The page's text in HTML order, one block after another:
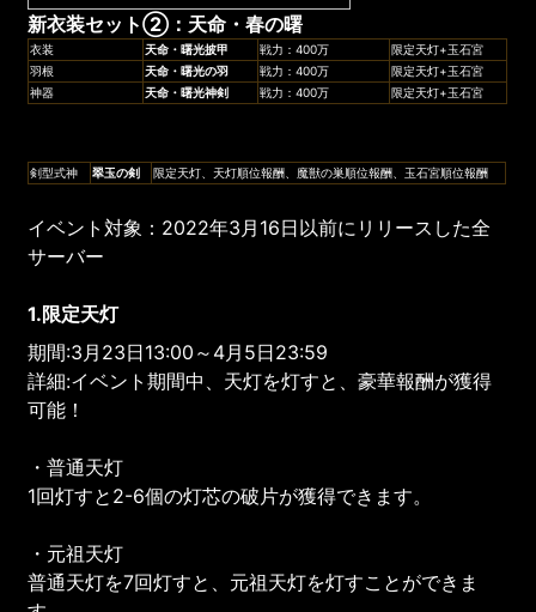
新衣装セット②： 天命・春の曙
衣装 天命・曙光披甲 戦力：400万
限定天灯+玉石宮
羽根
天命・曙光の羽 戦力：400万
限定天灯+玉石宮
神器
天命・曙光神剣 戦力：400万 限定天灯+玉石宮
剣型式神 翠玉の剣 限定天灯、天灯順位報酬、魔獣の巣順位報酬、玉石宮順位報酬
イベント対象：2022年3月16日以前にリリースした全
サーバー
1.限定天灯
期間:3月23日13:00～4月5日23:59
詳細:イベント期間中、天灯を灯すと、豪華報酬が獲得
可能！
・普通天灯
1回灯すと2-6個の灯芯の破片が獲得できます。
・元祖天灯
普通天灯を7回灯すと、元祖天灯を灯すことができま